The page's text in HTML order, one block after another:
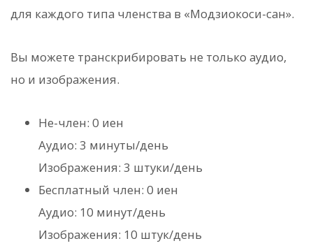
для каждого типа членства в «Модзиокоси-сан».
Вы можете транскрибировать не только аудио,
но и изображения.
Не-член: 0 иен
Аудио: 3 минуты/день
Изображения: 3 штуки/день
Бесплатный член: 0 иен
Аудио: 10 минут/день
Изображения: 10 штук/день